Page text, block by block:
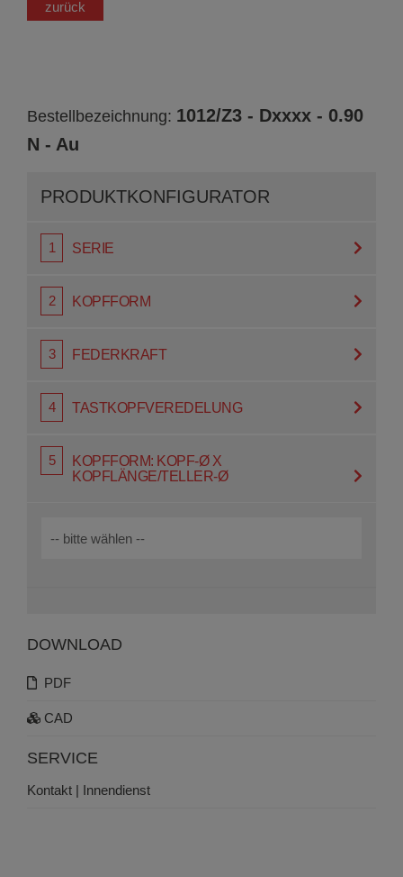
zurück
Bestellbezeichnung: 1012/Z3 - Dxxxx - 0.90
N - Au
PRODUKT­KONFIGURATOR
SERIE
KOPFFORM
FEDERKRAFT
TASTKOPF­VEREDELUNG
KOPFFORM: KOPF-Ø X
KOPFLÄNGE/TELLER-Ø
DOWNLOAD
PDF
CAD
SERVICE
Kontakt | Innendienst